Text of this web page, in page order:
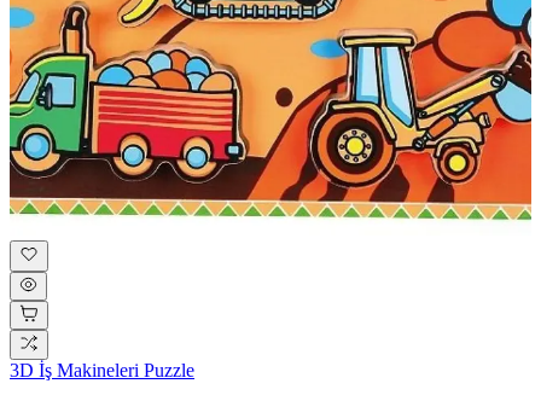
3D İş Makineleri Puzzle